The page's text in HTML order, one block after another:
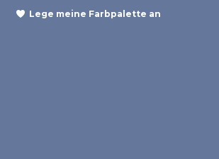
Lege meine Farbpalette an